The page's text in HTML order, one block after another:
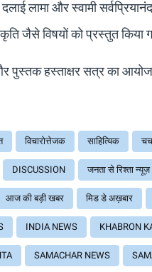
लामा और स्वामी
जैसे विषयों को प्रस्तुत किया
पुस्तक हस्ताक्षर सत्र का
विचारोत्तेजक साहित्यिक
DISCUSSION जनता से रिश्ता न्यूज़
आज की बड़ी खबर मिड डे अख़बार
INDIA NEWS KHABRON
SAMACHAR NEWS